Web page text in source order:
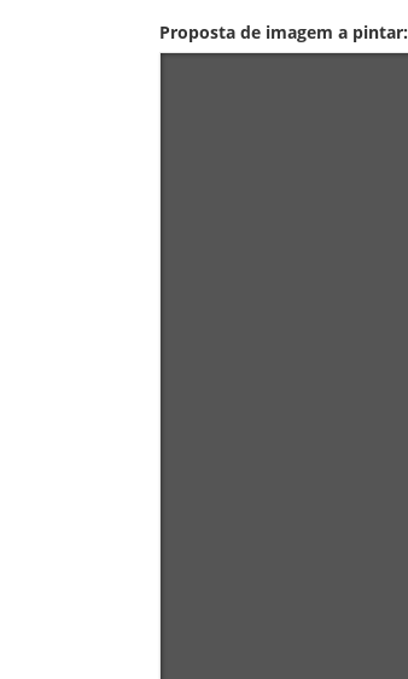
Proposta de imagem a pintar: